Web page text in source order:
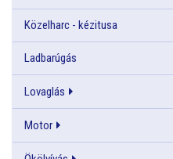
Közelharc - kézitusa
Ladbarúgás
Lovaglás
Motor